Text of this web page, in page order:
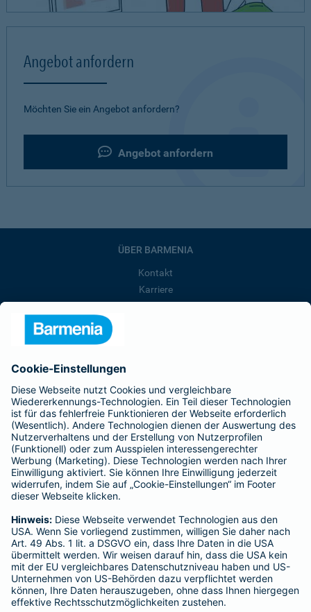
Angebot anfordern
Möchten Sie ein Angebot anfordern?
Angebot anfordern
ÜBER BARMENIA
Kontakt
Karriere
Presse
Barmenia ist Teil der BarmeniaGothaer
BELIEBTE SEITEN
Kranken-Zusatzversicherung
Tierversicherungen
Haftpflichtversicherung
Hausratversicherung
Adresse ändern
Schaden melden
Kilometerstandsmeldung
Serviceübersicht